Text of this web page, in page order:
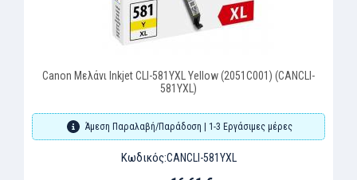
Canon Μελάνι Inkjet CLI-581YXL Yellow (2051C001) (CANCLI-
581YXL)
Άμεση Παραλαβή/Παράδοση | 1-3 Εργάσιμες μέρες
Κωδικός:CANCLI-581YXL